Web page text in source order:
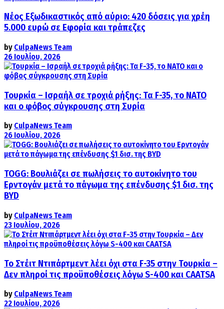
Νέος Εξωδικαστικός από αύριο: 420 δόσεις για χρέη
5.000 ευρώ σε Εφορία και τράπεζες
by CulpaNews Team
26 Ιουλίου, 2026
Τουρκία – Ισραήλ σε τροχιά ρήξης: Τα F-35, το ΝΑΤΟ
και ο φόβος σύγκρουσης στη Συρία
by CulpaNews Team
26 Ιουλίου, 2026
TOGG: Βουλιάζει σε πωλήσεις το αυτοκίνητο του
Ερντογάν μετά το πάγωμα της επένδυσης $1 δισ. της
BYD
by CulpaNews Team
23 Ιουλίου, 2026
Το Στέιτ Ντιπάρτμεντ λέει όχι στα F-35 στην Τουρκία –
Δεν πληροί τις προϋποθέσεις λόγω S-400 και CAATSA
by CulpaNews Team
22 Ιουλίου, 2026